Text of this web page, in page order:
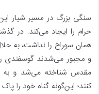
سنگی بزرگ در مسیر شیار
حرام را ایجاد می‌کند. در
همان سوراخ را نداشت، به
و مجبور می‌شدند گوسفندی
مقدس شناخته می‌شد و به
کنند؛ این‌گونه گناه خود را